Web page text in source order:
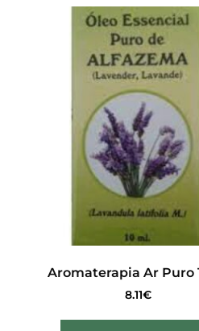
Aromaterapia Ar Puro
8.11€